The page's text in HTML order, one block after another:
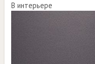
В интерьере